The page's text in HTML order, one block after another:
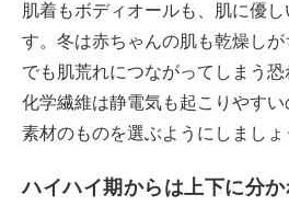
肌着もボディオールも、肌に優
す。冬は赤ちゃんの肌も乾燥し
でも肌荒れにつながってしまう恐
化学繊維は静電気も起こりやす
素材のものを選ぶようにしましょ
ハイハイ期からは上下に分